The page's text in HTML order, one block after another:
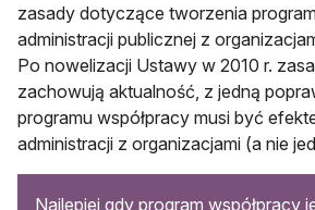
zasady dotyczące tworzenia
administracji publicznej z
Po nowelizacji Ustawy w 2010 r.
zachowują aktualność, z jedną
programu współpracy musi być
administracji z organizacjami (a nie
Najlepiej gdy program współpracy